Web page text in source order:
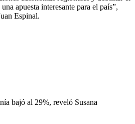
apuesta interesante para el país”,
Espinal.
bajó al 29%, reveló Susana